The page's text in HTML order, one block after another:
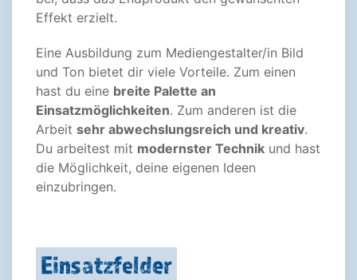
Effekt erzielt.
Eine Ausbildung zum Mediengestalter/in Bild
und Ton bietet dir viele Vorteile. Zum einen
hast du eine breite Palette an
Einsatzmöglichkeiten. Zum anderen ist die
Arbeit sehr abwechslungsreich und kreativ.
Du arbeitest mit modernster Technik und hast
die Möglichkeit, deine eigenen Ideen
einzubringen.
Einsatzfelder